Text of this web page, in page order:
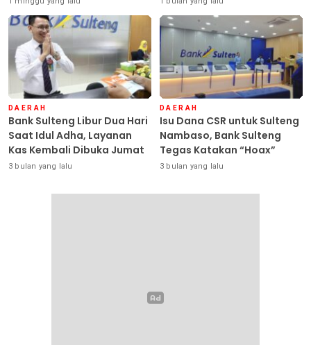
DAERAH
Bank Sulteng Libur Dua Hari
Saat Idul Adha, Layanan
Kas Kembali Dibuka Jumat
3 bulan yang lalu
DAERAH
Isu Dana CSR untuk Sulteng
Nambaso, Bank Sulteng
Tegas Katakan “Hoax”
3 bulan yang lalu